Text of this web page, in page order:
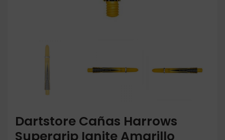
Dartstore Cañas Harrows
Supergrip Ignite Amarillo